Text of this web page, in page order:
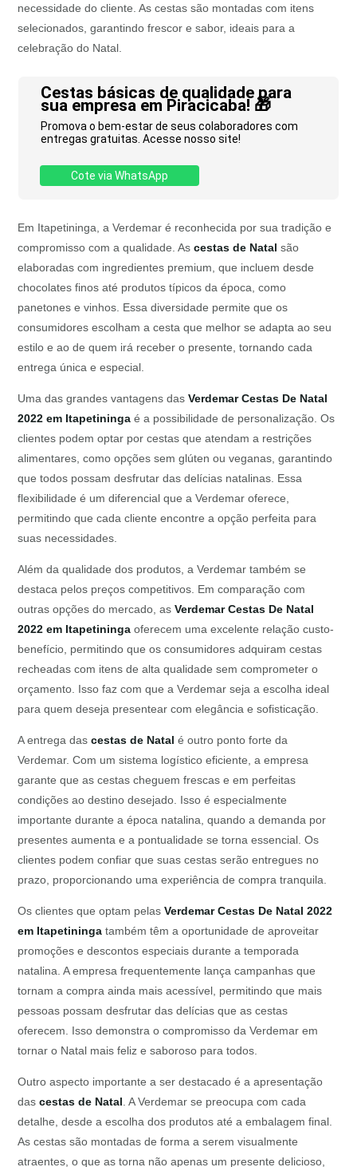
necessidade do cliente. As cestas são montadas com itens
selecionados, garantindo frescor e sabor, ideais para a
celebração do Natal.
Cestas básicas de qualidade para
sua empresa em Piracicaba! 🎁
Promova o bem-estar de seus colaboradores com
entregas gratuitas. Acesse nosso site!
Cote via WhatsApp
Em Itapetininga, a Verdemar é reconhecida por sua tradição e
compromisso com a qualidade. Ascestas de Natal são
elaboradas com ingredientes premium, que incluem desde
chocolates finos até produtos típicos da época, como
panetones e vinhos. Essa diversidade permite que os
consumidores escolham a cesta que melhor se adapta ao seu
estilo e ao de quem irá receber o presente, tornando cada
entrega única e especial.
Uma das grandes vantagens dasVerdemar Cestas De Natal
2022 em Itapetininga é a possibilidade de personalização. Os
clientes podem optar por cestas que atendam a restrições
alimentares, como opções sem glúten ou veganas, garantindo
que todos possam desfrutar das delícias natalinas. Essa
flexibilidade é um diferencial que a Verdemar oferece,
permitindo que cada cliente encontre a opção perfeita para
suas necessidades.
Além da qualidade dos produtos, a Verdemar também se
destaca pelos preços competitivos. Em comparação com
outras opções do mercado, asVerdemar Cestas De Natal
2022 em Itapetininga oferecem uma excelente relação custo-
benefício, permitindo que os consumidores adquiram cestas
recheadas com itens de alta qualidade sem comprometer o
orçamento. Isso faz com que a Verdemar seja a escolha ideal
para quem deseja presentear com elegância e sofisticação.
A entrega dascestas de Natal é outro ponto forte da
Verdemar. Com um sistema logístico eficiente, a empresa
garante que as cestas cheguem frescas e em perfeitas
condições ao destino desejado. Isso é especialmente
importante durante a época natalina, quando a demanda por
presentes aumenta e a pontualidade se torna essencial. Os
clientes podem confiar que suas cestas serão entregues no
prazo, proporcionando uma experiência de compra tranquila.
Os clientes que optam pelasVerdemar Cestas De Natal 2022
em Itapetininga também têm a oportunidade de aproveitar
promoções e descontos especiais durante a temporada
natalina. A empresa frequentemente lança campanhas que
tornam a compra ainda mais acessível, permitindo que mais
pessoas possam desfrutar das delícias que as cestas
oferecem. Isso demonstra o compromisso da Verdemar em
tornar o Natal mais feliz e saboroso para todos.
Outro aspecto importante a ser destacado é a apresentação
dascestas de Natal . A Verdemar se preocupa com cada
detalhe, desde a escolha dos produtos até a embalagem final.
As cestas são montadas de forma a serem visualmente
atraentes, o que as torna não apenas um presente delicioso,